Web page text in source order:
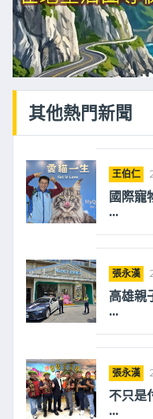
其他熱門新聞
王伯仁
國際寵
...
張永漢
高雄親
...
張永漢
不只是
...